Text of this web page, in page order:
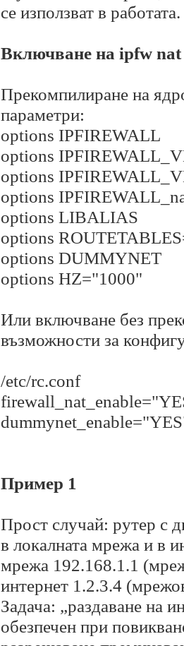
се използват в работата.
Включване на ipfw
Прекомпилиране на
параметри:
options IPFIREWALL
options
options
options
options LIBALIAS
options
options DUMMYNET
options HZ="1000"
Или включване без
възможности за
/etc/rc.conf
Пример 1
Прост случай: рутер с
в локалната мрежа и в
мрежа 192.168.1.1
интернет 1.2.3.4
Задача: „раздаване на
обезпечен при